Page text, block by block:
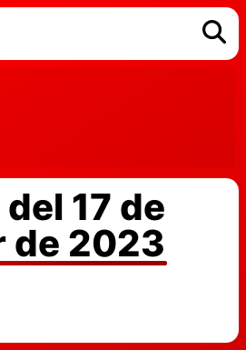
17 de
de 2023